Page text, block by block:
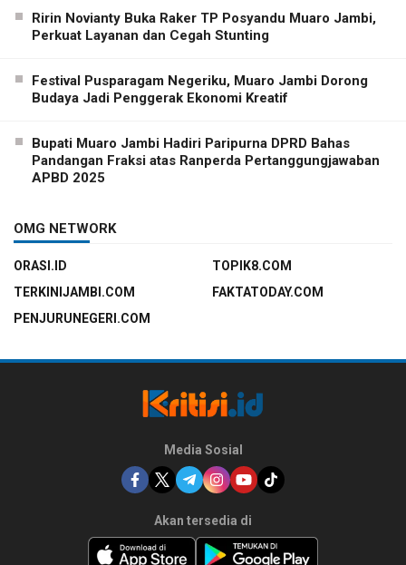
Ririn Novianty Buka Raker TP Posyandu Muaro Jambi,
Perkuat Layanan dan Cegah Stunting
Festival Pusparagam Negeriku, Muaro Jambi Dorong
Budaya Jadi Penggerak Ekonomi Kreatif
Bupati Muaro Jambi Hadiri Paripurna DPRD Bahas
Pandangan Fraksi atas Ranperda Pertanggungjawaban
APBD 2025
OMG NETWORK
ORASI.ID
TOPIK8.COM
TERKINIJAMBI.COM
FAKTATODAY.COM
PENJURUNEGERI.COM
Media Sosial
Akan tersedia di